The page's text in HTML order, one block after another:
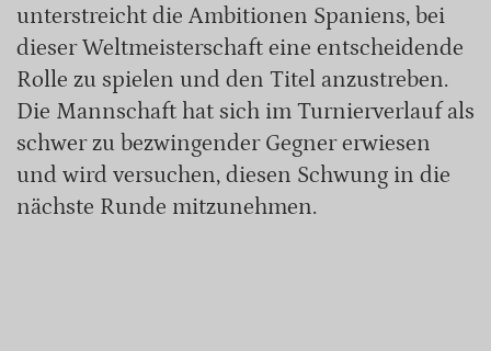
unterstreicht die Ambitionen Spaniens, bei
dieser Weltmeisterschaft eine entscheidende
Rolle zu spielen und den Titel anzustreben.
Die Mannschaft hat sich im Turnierverlauf als
schwer zu bezwingender Gegner erwiesen
und wird versuchen, diesen Schwung in die
nächste Runde mitzunehmen.